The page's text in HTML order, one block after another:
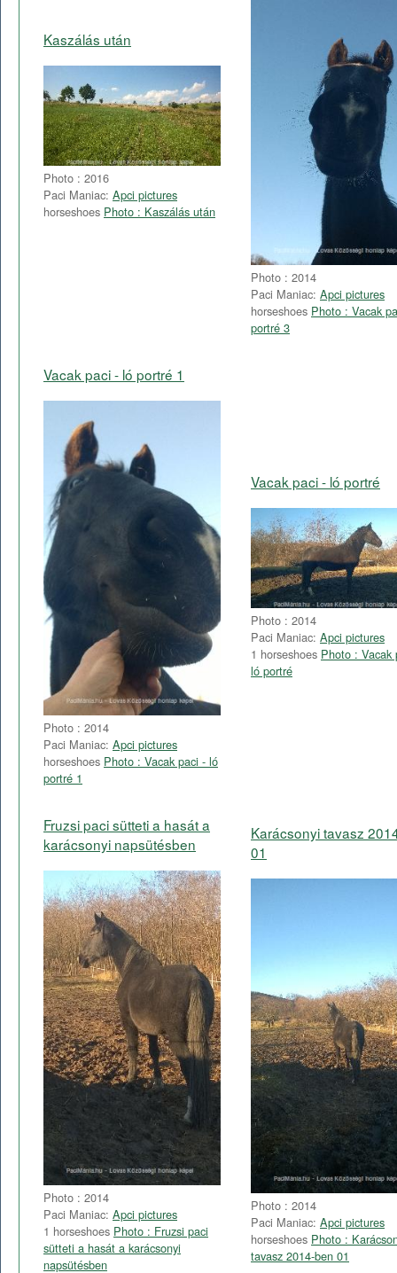
Kaszálás után
Photo : 2016
Paci Maniac: Apci pictures
horseshoes Photo : Kaszálás után
Photo : 2014
Paci Maniac: Apci pictures
horseshoes Photo : Vacak
portré 3
Vacak paci - ló portré 1
Photo : 2014
Paci Maniac: Apci pictures
horseshoes Photo : Vacak paci - ló
portré 1
Vacak paci - ló portré
Photo : 2014
Paci Maniac: Apci pictures
1 horseshoes Photo : Vacak
ló portré
Fruzsi paci sütteti a hasát a
karácsonyi napsütésben
Photo : 2014
Paci Maniac: Apci pictures
1 horseshoes Photo : Fruzsi paci
sütteti a hasát a karácsonyi
napsütésben
Karácsonyi tavasz
01
Photo : 2014
Paci Maniac: Apci pictures
horseshoes Photo :
tavasz 2014-ben 01